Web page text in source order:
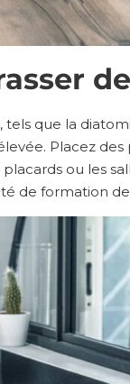
tels que la
Placez
ou les
de formation